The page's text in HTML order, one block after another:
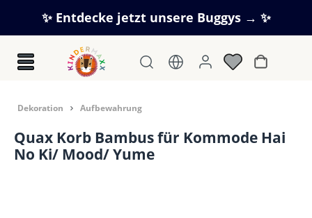
Zum Hauptinhalt springen
✨ Entdecke jetzt unsere Buggys → ✨
Dekoration Aufbewahrung
Quax Korb Bambus für Kommode Hai
No Ki/ Mood/ Yume